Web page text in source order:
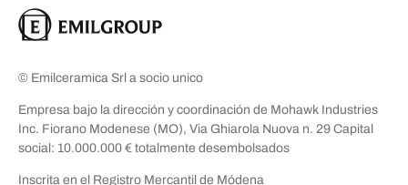
© Emilceramica Srl a socio unico
Empresa bajo la dirección y coordinación de Mohawk Industries
Inc. Fiorano Modenese (MO), Via Ghiarola Nuova n. 29 Capital
social: 10.000.000 € totalmente desembolsados
Inscrita en el Registro Mercantil de Módena